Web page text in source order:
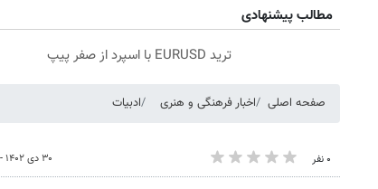
مطالب پیشنهادی
ترید EURUSD با اسپرد از صفر پیپ
صفحه اصلی اخبار فرهنگی و هنری ادبیات
۰ نفر ۳۰ دی ۱۴۰۲ - ۱۸:۵۷